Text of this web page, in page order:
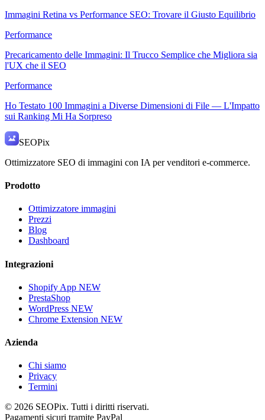
Immagini Retina vs Performance SEO: Trovare il Giusto Equilibrio
Performance
Precaricamento delle Immagini: Il Trucco Semplice che Migliora sia
l'UX che il SEO
Performance
Ho Testato 100 Immagini a Diverse Dimensioni di File — L'Impatto
sui Ranking Mi Ha Sorpreso
SEOPix
Ottimizzatore SEO di immagini con IA per venditori e-commerce.
Prodotto
Ottimizzatore immagini
Prezzi
Blog
Dashboard
Integrazioni
Shopify App NEW
PrestaShop
WordPress NEW
Chrome Extension NEW
Azienda
Chi siamo
Privacy
Termini
© 2026 SEOPix. Tutti i diritti riservati.
Pagamenti sicuri tramite PayPal